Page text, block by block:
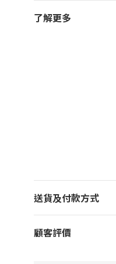
了解更多
送貨及付款方式
顧客評價